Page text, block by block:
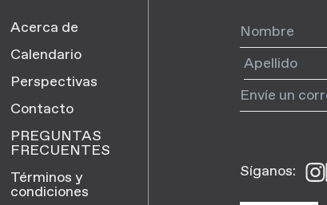
Acerca de
Calendario
Perspectivas
Contacto
PREGUNTAS
FRECUENTES
Términos y
condiciones
Síganos: